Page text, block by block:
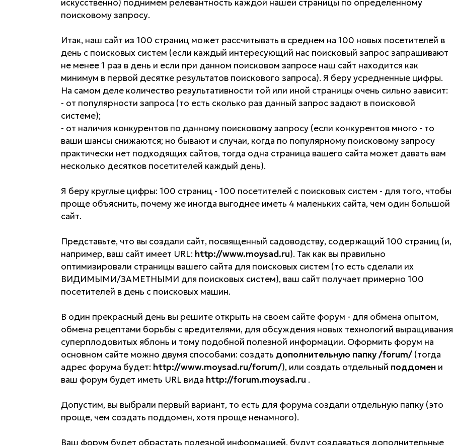
искусственно) поднимем релевантность каждой нашей страницы по определенному
поисковому запросу.
Итак, наш сайт из 100 страниц может рассчитывать в среднем на 100 новых посетителей в
день с поисковых систем (если каждый интересующий нас поисковый запрос запрашивают
не менее 1 раз в день и если при данном поисковом запросе наш сайт находится как
минимум в первой десятке результатов поискового запроса). Я беру усредненные цифры.
На самом деле количество результативности той или иной страницы очень сильно зависит:
- от популярности запроса (то есть сколько раз данный запрос задают в поисковой
системе);
- от наличия конкурентов по данному поисковому запросу (если конкурентов много - то
ваши шансы снижаются; но бывают и случаи, когда по популярному поисковому запросу
практически нет подходящих сайтов, тогда одна страница вашего сайта может давать вам
несколько десятков посетителей каждый день).
Я беру круглые цифры: 100 страниц - 100 посетителей с поисковых систем - для того, чтобы
проще объяснить, почему же иногда выгоднее иметь 4 маленьких сайта, чем один большой
сайт.
Представьте, что вы создали сайт, посвященный садоводству, содержащий 100 страниц (и,
например, ваш сайт имеет URL: http://www.moysad.ru). Так как вы правильно
оптимизировали страницы вашего сайта для поисковых систем (то есть сделали их
ВИДИМЫМИ/ЗАМЕТНЫМИ для поисковых систем), ваш сайт получает примерно 100
посетителей в день с поисковых машин.
В один прекрасный день вы решите открыть на своем сайте форум - для обмена опытом,
обмена рецептами борьбы с вредителями, для обсуждения новых технологий выращивания
суперплодовитых яблонь и тому подобной полезной информации. Оформить форум на
основном сайте можно двумя способами: создать дополнительную папку /forum/(тогда
адрес форума будет: http://www.moysad.ru/forum/), или создать отдельный поддомени
ваш форум будет иметь URL вида http://forum.moysad.ru .
Допустим, вы выбрали первый вариант, то есть для форума создали отдельную папку (это
проще, чем создать поддомен, хотя проще ненамного).
Ваш форум будет обрастать полезной информацией, будут создаваться дополнительные